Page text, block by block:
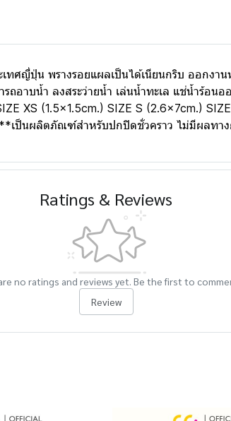
ทศญี่ปุ่น พรางรอยแผลเป็นได้เนียนกริบ ออกง
าบน้ำ ลงสระว่ายน้ำ เล่นน้ำทะเล แช่น้ำร้อน
XS (1.5x1.5cm.) SIZE S (2.6x7cm.)
ป็นผลิตภัณฑ์สำหรับปกปิดชั่วคราว ไม่มีผลทาง
Ratings & Reviews
no ratings and reviews yet. Be the first to
Review